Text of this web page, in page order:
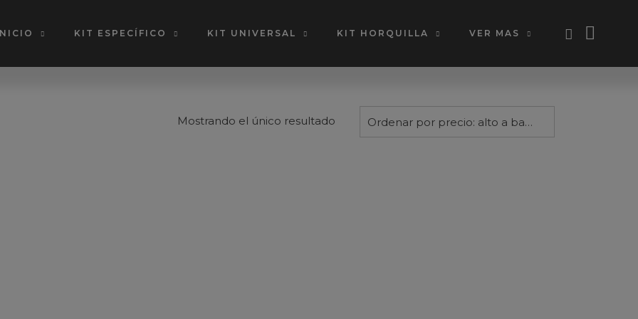
KIT ESPECÍFICO KIT UNIVERSAL KIT HORQUILLA VER MAS
Mostrando el único resultado Ordenar por precio: alto a bajo